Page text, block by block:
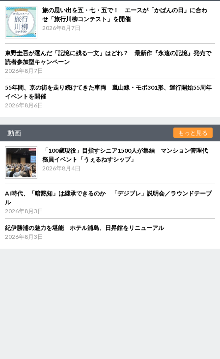
旅の思い出を五・七・五で！ エースが「かばんの日」に合わ
せ「旅行川柳コンテスト」を開催
2026年8月7日
東野圭吾が選んだ「記憶に残る一文」はどれ？ 最新作『永遠の記憶』発売で
読者参加型キャンペーン
2026年8月7日
55年間、京の街を走り続けてきた車両 嵐山線・モボ301形、運行開始55周年
イベントを開催
2026年8月6日
動画 もっと見る
「100歳現役」目指すシニア1500人が集結 マンション管理代
務員イベント「うぇるねすシップ」
2026年8月4日
AI時代、「暗黙知」は継承できるのか 「デジブレ」説明会／ラウンドテーブ
ル
2026年8月3日
紀伊勝浦の魅力を堪能 ホテル浦島、日昇館をリニューアル
2026年8月3日